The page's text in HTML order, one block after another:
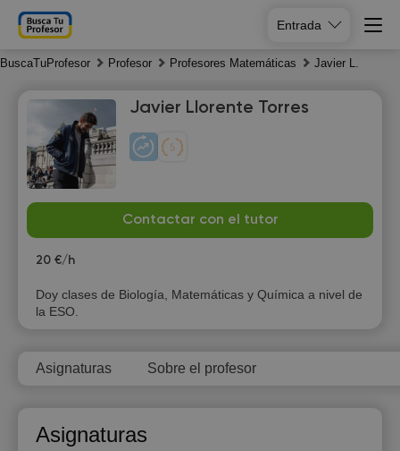
Entrada
BuscaTuProfesor Profesor Profesores Matemáticas Javier L.
Javier Llorente Torres
Contactar con el tutor
20 €/h
Doy clases de Biología, Matemáticas y Química a nivel de
la ESO.
Asignaturas Sobre el profesor
Asignaturas
9
Mo
10
Tu
11
12